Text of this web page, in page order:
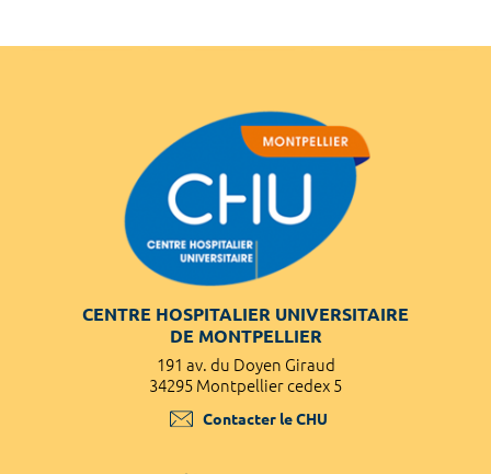
CENTRE HOSPITALIER UNIVERSITAIRE
DE MONTPELLIER
191 av. du Doyen Giraud
34295 Montpellier cedex 5
Contacter le CHU